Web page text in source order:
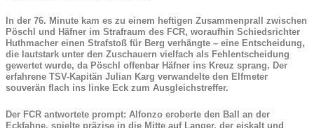
In der 76. Minute kam es zu einem heftigen Zusammenprall zwischen
Pöschl und Häfner im Strafraum des FCR, woraufhin Schiedsrichter
Huthmacher einen Strafstoß für Berg verhängte – eine Entscheidung,
die lautstark unter den Zuschauern vielfach als Fehlentscheidung
gewertet wurde, da Pöschl offenbar Häfner ins Kreuz sprang. Der
erfahrene TSV-Kapitän Julian Karg verwandelte den Elfmeter
souverän flach ins linke Eck zum Ausgleichstreffer.
Der FCR antwortete prompt: Alfonzo eroberte den Ball an der
Eckfahne, spielte präzise in die Mitte auf Langer, der eiskalt und